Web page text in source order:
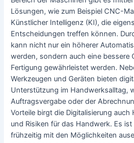
Lösungen, wie zum Beispiel CNC-
Künstlicher Intelligenz (KI), die
Entscheidungen treffen können.
kann nicht nur ein höherer
werden, sondern auch eine bessere
Fertigung gewährleistet werden.
Werkzeugen und Geräten bieten
Unterstützung im Handwerksalltag,
Auftragsvergabe oder der
Vorteile birgt die Digitalisierung auch
und Risiken für das Handwerk. Es
frühzeitig mit den Möglichkeiten